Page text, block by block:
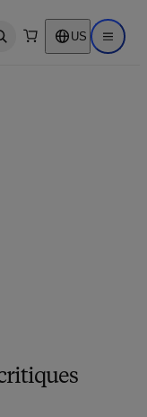
search US Open